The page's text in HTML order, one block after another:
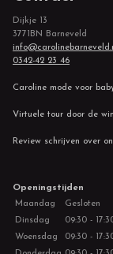
Dijkje 13
3771BN Barneveld
0342-42 23 46
Caroline mode voor
Virtuele tour door de
Review schrijven over
Openingstijden
Maandag
Gesloten
Dinsdag
09:30 -
Woensdag
09:30 -